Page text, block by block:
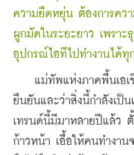
ความยืดหยุ่น ต้องการคว
ผูกมัดในระยะยาว เพรา
อุปกรณ์ไอทีไปทำงานได้ทุ
แม่ทัพแห่งภาคพื้นเอเชี
ยืนยันและว่าสิ่งนี้กำลังเป็
เทรนด์นี้มีมาหลายปีแล้ว
ก้าวหน้า เอื้อให้คนทำงา